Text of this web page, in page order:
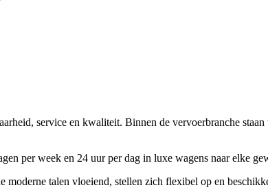
service en kwaliteit. Binnen de vervoerbranche
per week en 24 uur per dag in luxe wagens naar elke
talen vloeiend, stellen zich flexibel op en